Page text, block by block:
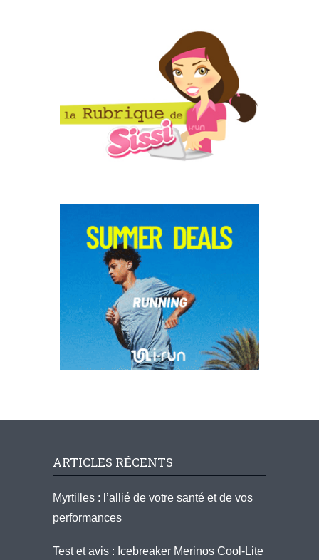
ARTICLES RÉCENTS
Myrtilles : l’allié de votre santé et de vos
performances
Test et avis : Icebreaker Merinos Cool-Lite